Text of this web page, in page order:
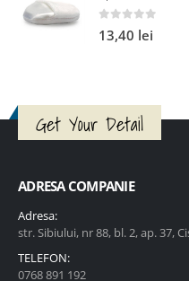
0 out of 5
13,40 lei
Get Your Detail
ADRESA COMPANIE
Adresa:
str. Sibiului, nr 88, bl. 2, ap. 37,
TELEFON:
0768 891 192